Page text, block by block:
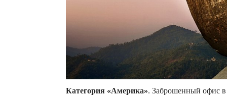
Категория «Америка». Заброшенный офис